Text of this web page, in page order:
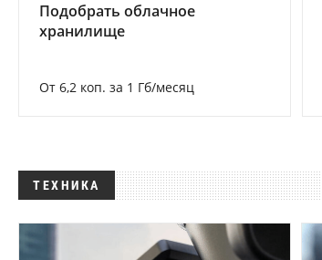
Подобрать облачное
хранилище
От 6,2 коп. за 1 Гб/месяц
ТЕХНИКА